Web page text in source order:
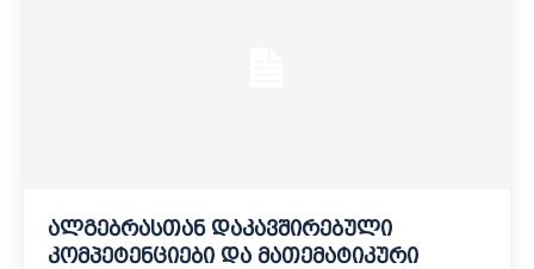
ალგებრასთან დაკავშირებული
კომპეტენციები და მათემატიკური